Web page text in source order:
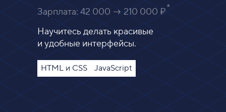
Зарплата:42 000 → 210 000 ₽
Научитесь делать красивые
и удобные интерфейсы.
HTML и CSS JavaScript